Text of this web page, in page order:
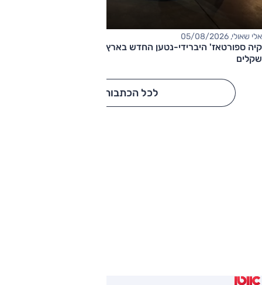
אלי שאולי, 05/08/2026
שקלים
לכל הכתבות